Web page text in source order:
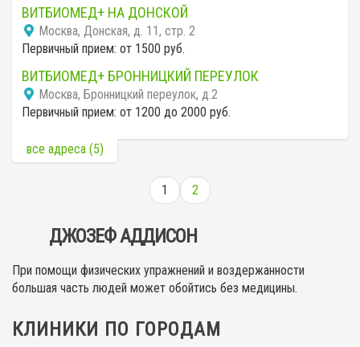
ВИТБИОМЕД+ НА ДОНСКОЙ
Москва, Донская, д. 11, стр. 2
Первичный прием: от 1500 руб.
ВИТБИОМЕД+ БРОННИЦКИЙ ПЕРЕУЛОК
Москва, Бронницкий переулок, д.2
Первичный прием: от 1200 до 2000 руб.
все адреса (5)
1 2
ДЖОЗЕФ АДДИСОН
При помощи физических упражнений и воздержанности
большая часть людей может обойтись без медицины.
КЛИНИКИ ПО ГОРОДАМ